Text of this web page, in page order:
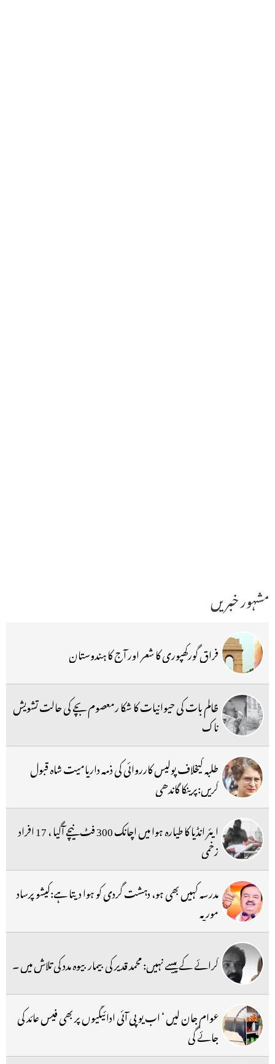
مشہور خبریں
فراق گورکھپوری کا شعر اور آج کا ہندوستان
ظالم بات کی حیوانیات کا شکا رمعصوم بچے کی حالت تشویش
ناک
طلبہ کیخلاف پولیس کارروائی کی ذمہ داریامیت شاہ قبول
کریں:پرینکا گاندھی
ایئر انڈیا کا طیارہ ہوا میں اچانک 300 فٹ نیچے آگیا ، 17 افراد
زخمی
مدرسہ کہیں بھی ہو، دہشت گردی کو ہوا دیتا ہے:کیشو پرساد
موریہ
کرائے کے پیسے نہیں: محمد قدیر کی بیمار بیوہ مدد کی تلاش میں ۔
عوام جان لیں ‘ اب یو پی آئی ادائیگیوں پر بھی فیس عائد کی
جائے گی